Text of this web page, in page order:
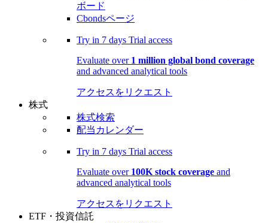
ボード
Cbondsページ
Try in 7 days Trial access
Evaluate over 1 million global bond coverage
and advanced analytical tools
アクセスをリクエスト
株式
株式検索
配当カレンダー
Try in 7 days Trial access
Evaluate over 100K stock coverage and
advanced analytical tools
アクセスをリクエスト
ETF・投資信託